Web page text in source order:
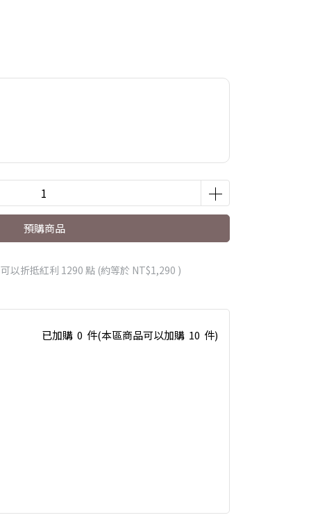
預購商品
以折抵紅利 1290 點 (約等於 NT$1,290 )
已加購 0 件(本區商品可以加購 10 件)